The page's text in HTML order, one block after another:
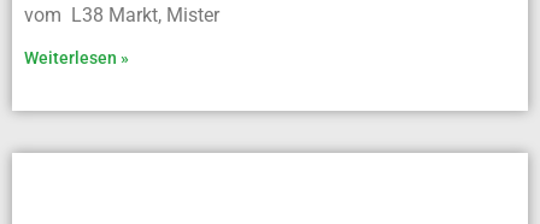
vom L38 Markt, Mister
Weiterlesen »